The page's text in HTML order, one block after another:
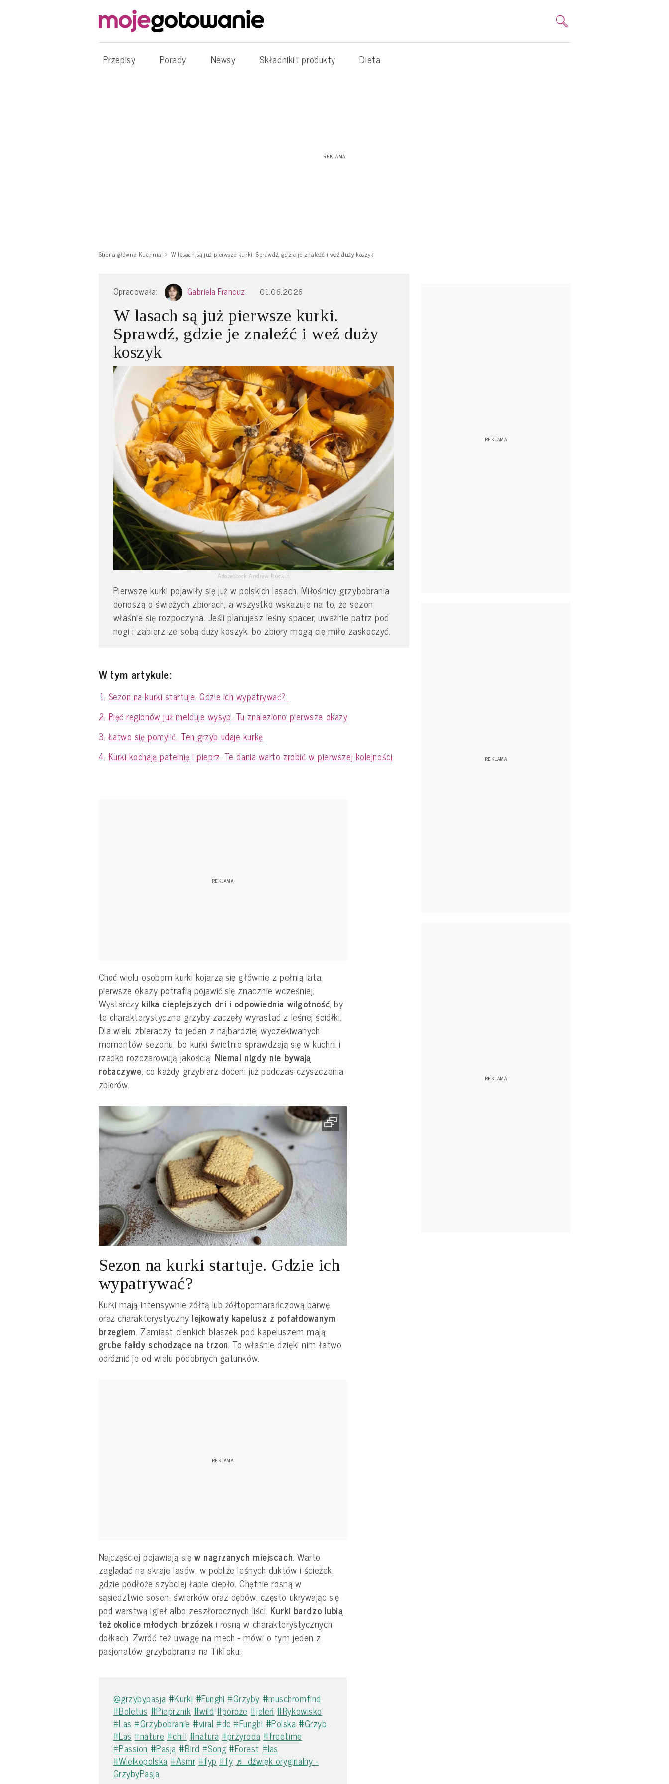
Przepisy Porady Newsy Składniki i produkty Dieta
Strona główna Kuchnia W lasach są już pierwsze kurki. Sprawdź, gdzie je znaleźć i weź duży koszyk
Opracowała: Gabriela Francuz 01.06.2026
W lasach są już pierwsze kurki.
Sprawdź, gdzie je znaleźć i weź duży
koszyk
AdobeStock Andrew Buckin
Pierwsze kurki pojawiły się już w polskich lasach. Miłośnicy grzybobrania
donoszą o świeżych zbiorach, a wszystko wskazuje na to, że sezon
właśnie się rozpoczyna. Jeśli planujesz leśny spacer, uważnie patrz pod
nogi i zabierz ze sobą duży koszyk, bo zbiory mogą cię miło zaskoczyć.
W tym artykule:
Sezon na kurki startuje. Gdzie ich wypatrywać?
Pięć regionów już melduje wysyp. Tu znaleziono pierwsze okazy
Łatwo się pomylić. Ten grzyb udaje kurkę
Kurki kochają patelnię i pieprz. Te dania warto zrobić w pierwszej kolejności
Choć wielu osobom kurki kojarzą się głównie z pełnią lata,
pierwsze okazy potrafią pojawić się znacznie wcześniej.
Wystarczy kilka cieplejszych dni i odpowiednia wilgotność, by
te charakterystyczne grzyby zaczęły wyrastać z leśnej ściółki.
Dla wielu zbieraczy to jeden z najbardziej wyczekiwanych
momentów sezonu, bo kurki świetnie sprawdzają się w kuchni i
rzadko rozczarowują jakością. Niemal nigdy nie bywają
robaczywe, co każdy grzybiarz doceni już podczas czyszczenia
zbiorów.
Sezon na kurki startuje. Gdzie ich
wypatrywać?
Kurki mają intensywnie żółtą lub żółtopomarańczową barwę
oraz charakterystyczny lejkowaty kapelusz z pofałdowanym
brzegiem. Zamiast cienkich blaszek pod kapeluszem mają
grube fałdy schodzące na trzon. To właśnie dzięki nim łatwo
odróżnić je od wielu podobnych gatunków.
Najczęściej pojawiają się w nagrzanych miejscach. Warto
zaglądać na skraje lasów, w pobliże leśnych duktów i ścieżek,
gdzie podłoże szybciej łapie ciepło. Chętnie rosną w
sąsiedztwie sosen, świerków oraz dębów, często ukrywając się
pod warstwą igieł albo zeszłorocznych liści. Kurki bardzo lubią
też okolice młodych brzózek i rosną w charakterystycznych
dołkach. Zwróć też uwagę na mech - mówi o tym jeden z
pasjonatów grzybobrania na TikToku:
@grzybypasja #Kurki #Funghi #Grzyby #muschromfind
#Boletus #Pieprznik #wild #poroże #jeleń #Rykowisko
#Las #Grzybobranie #viral #dc #Funghi #Polska #Grzyb
#Las #nature #chill #natura #przyroda #freetime
#Passion #Pasja #Bird #Song #Forest #las
#Wielkopolska #Asmr #fyp #fy ♬ dźwięk oryginalny -
GrzybyPasja